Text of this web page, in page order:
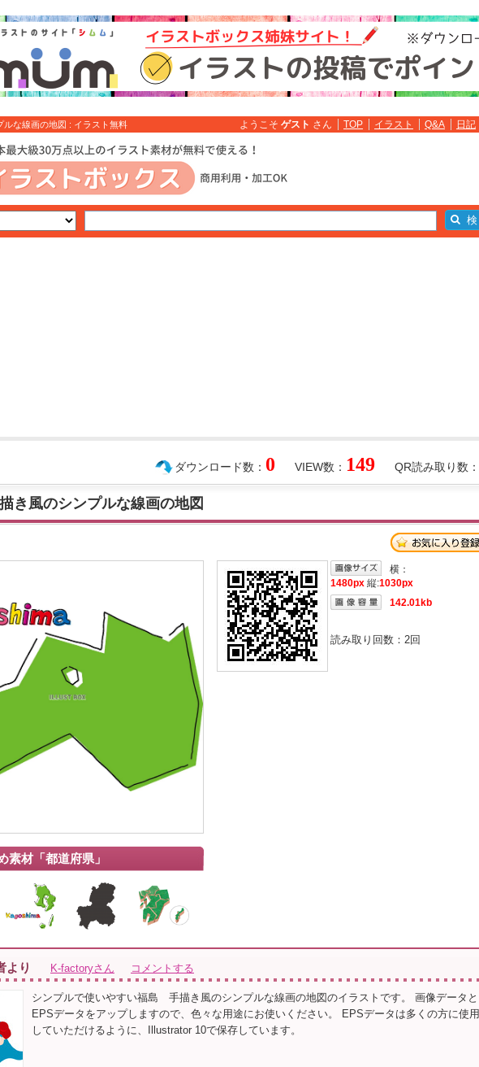
な線画の地図 : イラスト無料 ようこそ ゲスト さん TOP イラスト Q&A 日記
QR読み取り数：
VIEW数： 149
ダウンロード数： 0
き風のシンプルな線画の地図
素材「都道府県」
横：
1480px 縦:1030px
142.01kb
読み取り回数： 2回
より K-factoryさん コメントする
シンプルで使いやすい福島 手描き風のシンプルな線画の地図のイラストです。 画像データと
EPSデータをアップしますので、色々な用途にお使いください。 EPSデータは多くの方に使用
していただけるように、Illustrator 10で保存しています。